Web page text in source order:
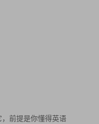
前提是你懂得英语